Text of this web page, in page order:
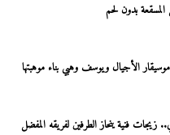
بدون لحم
الأجيال ويوسف وهبي بناء موهبتها
زيجات فنية ينحاز الطرفين لفريقه المفضل